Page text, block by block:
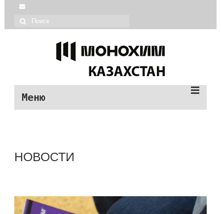
Меню
| Помощь
НОВОСТИ